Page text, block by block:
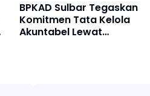
BPKAD Sulbar Tegaskan
Komitmen Tata Kelola
Akuntabel Lewat